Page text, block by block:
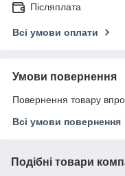
Післяплата
Всі умови оплати
Умови повернення
Повернення товару
Всі умови повернення
Подібні товари